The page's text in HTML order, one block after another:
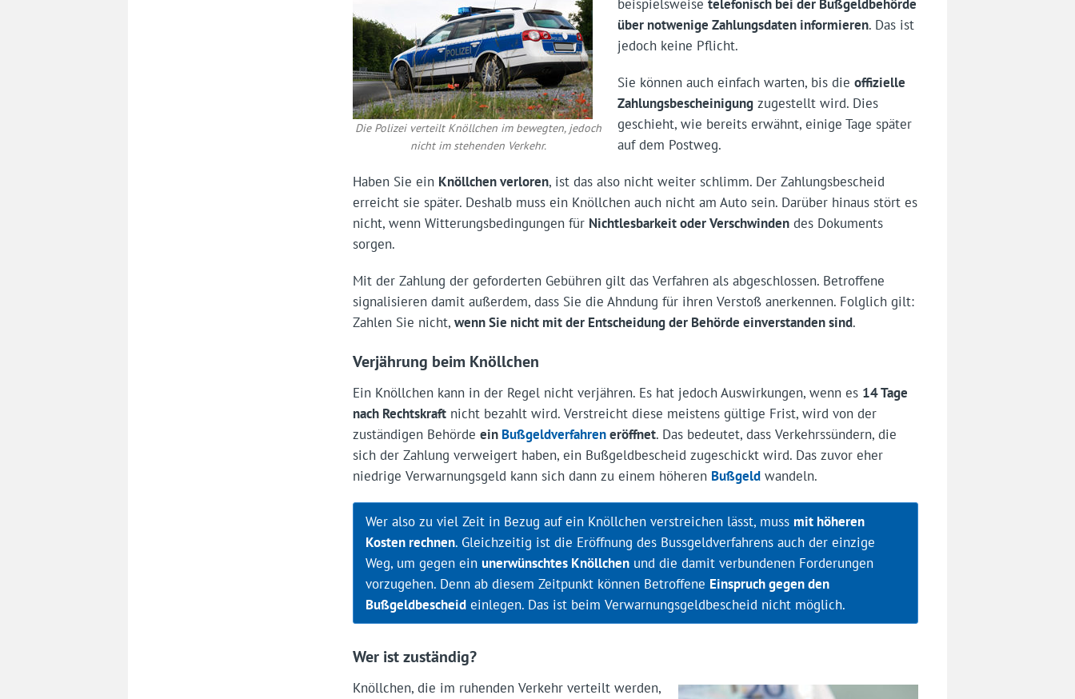
Die Polizei verteilt Knöllchen im bewegten, jedoch
nicht im stehenden Verkehr.
beispielsweisetelefonisch bei der Bußgeldbehörde
über notwenige Zahlungsdaten informieren. Das ist
jedoch keine Pflicht.
Sie können auch einfach warten, bis dieoffizielle
Zahlungsbescheinigung zugestellt wird. Dies
geschieht, wie bereits erwähnt, einige Tage später
auf dem Postweg.
Haben Sie ein Knöllchen verloren, ist das also nicht weiter schlimm. Der Zahlungsbescheid
erreicht sie später. Deshalb muss ein Knöllchen auch nicht am Auto sein. Darüber hinaus stört es
nicht, wenn Witterungsbedingungen für Nichtlesbarkeit oder Verschwindendes Dokuments
sorgen.
Mit der Zahlung der geforderten Gebühren gilt das Verfahren als abgeschlossen. Betroffene
signalisieren damit außerdem, dass Sie die Ahndung für ihren Verstoß anerkennen. Folglich gilt:
Zahlen Sie nicht, wenn Sie nicht mit der Entscheidung der Behörde einverstanden sind.
Verjährung beim Knöllchen
Ein Knöllchen kann in der Regel nicht verjähren. Es hat jedoch Auswirkungen, wenn es 14 Tage
nach Rechtskraftnicht bezahlt wird. Verstreicht diese meistens gültige Frist, wird von der
zuständigen Behörde ein Bußgeldverfahreneröffnet. Das bedeutet, dass Verkehrssündern, die
sich der Zahlung verweigert haben, ein Bußgeldbescheid zugeschickt wird. Das zuvor eher
niedrige Verwarnungsgeld kann sich dann zu einem höheren Bußgeldwandeln.
Wer also zu viel Zeit in Bezug auf ein Knöllchen verstreichen lässt, muss mit höheren
Kosten rechnen. Gleichzeitig ist die Eröffnung des Bussgeldverfahrens auch der einzige
Weg, um gegen ein unerwünschtes Knöllchenund die damit verbundenen Forderungen
vorzugehen. Denn ab diesem Zeitpunkt können Betroffene Einspruch gegen den
Bußgeldbescheideinlegen. Das ist beim Verwarnungsgeldbescheid nicht möglich.
Wer ist zuständig?
Knöllchen, die im ruhenden Verkehr verteilt werden,